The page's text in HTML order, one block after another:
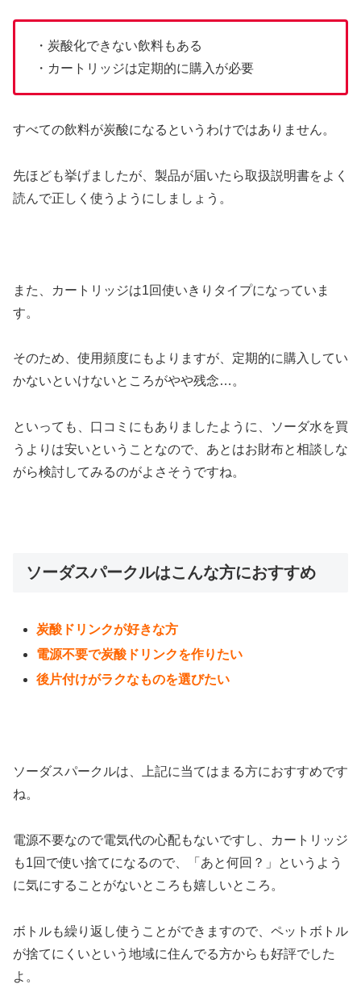
・炭酸化できない飲料もある
・カートリッジは定期的に購入が必要
すべての飲料が炭酸になるというわけではありません。
先ほども挙げましたが、製品が届いたら取扱説明書をよく
読んで正しく使うようにしましょう。
また、カートリッジは1回使いきりタイプになっていま
す。
そのため、使用頻度にもよりますが、定期的に購入してい
かないといけないところがやや残念…。
といっても、口コミにもありましたように、ソーダ水を買
うよりは安いということなので、あとはお財布と相談しな
がら検討してみるのがよさそうですね。
ソーダスパークルはこんな方におすすめ
炭酸ドリンクが好きな方
電源不要で炭酸ドリンクを作りたい
後片付けがラクなものを選びたい
ソーダスパークルは、上記に当てはまる方におすすめです
ね。
電源不要なので電気代の心配もないですし、カートリッジ
も1回で使い捨てになるので、「あと何回？」というよう
に気にすることがないところも嬉しいところ。
ボトルも繰り返し使うことができますので、ペットボトル
が捨てにくいという地域に住んでる方からも好評でした
よ。